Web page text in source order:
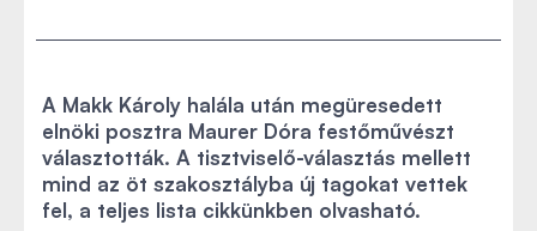
A Makk Károly halála után megüresedett
elnöki posztra Maurer Dóra festőművészt
választották. A tisztviselő-választás mellett
mind az öt szakosztályba új tagokat vettek
fel, a teljes lista cikkünkben olvasható.